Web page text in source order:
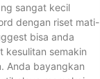
sangat kecil
dengan riset mati-
bisa anda
kesulitan semakin
Anda bayangkan